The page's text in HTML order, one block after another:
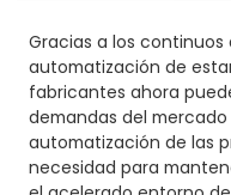
Gracias a los
automatización de
fabricantes ahora
demandas del
automatización de las
necesidad para